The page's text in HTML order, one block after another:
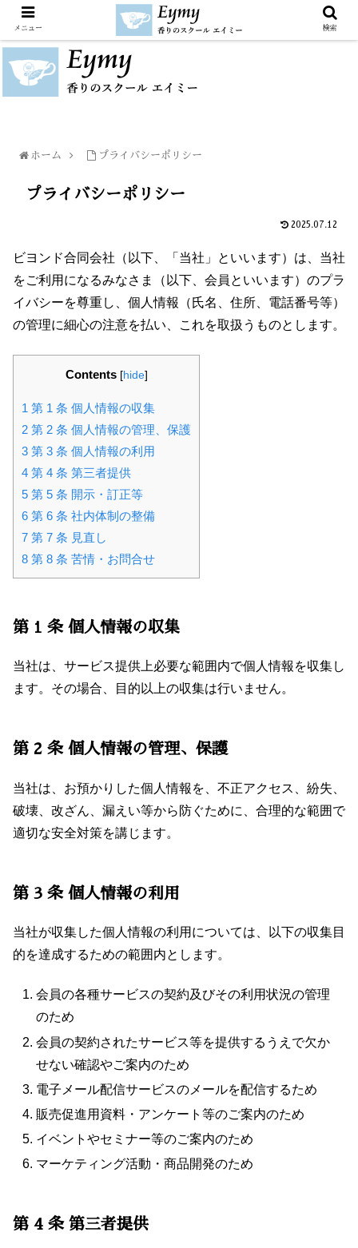
ホーム プライバシーポリシー
プライバシーポリシー
2025.07.12
ビヨンド合同会社（以下、「当社」といいます）は、当社
をご利用になるみなさま（以下、会員といいます）のプラ
イバシーを尊重し、個人情報（氏名、住所、電話番号等）
の管理に細心の注意を払い、これを取扱うものとします。
Contents [hide]
1 第 1 条 個人情報の収集
2 第 2 条 個人情報の管理、保護
3 第 3 条 個人情報の利用
4 第 4 条 第三者提供
5 第 5 条 開示・訂正等
6 第 6 条 社内体制の整備
7 第 7 条 見直し
8 第 8 条 苦情・お問合せ
第 1 条 個人情報の収集
当社は、サービス提供上必要な範囲内で個人情報を収集し
ます。その場合、目的以上の収集は行いません。
第 2 条 個人情報の管理、保護
当社は、お預かりした個人情報を、不正アクセス、紛失、
破壊、改ざん、漏えい等から防ぐために、合理的な範囲で
適切な安全対策を講じます。
第 3 条 個人情報の利用
当社が収集した個人情報の利用については、以下の収集目
的を達成するための範囲内とします。
会員の各種サービスの契約及びその利用状況の管理
のため
会員の契約されたサービス等を提供するうえで欠か
せない確認やご案内のため
電子メール配信サービスのメールを配信するため
販売促進用資料・アンケート等のご案内のため
イベントやセミナー等のご案内のため
マーケティング活動・商品開発のため
第 4 条 第三者提供
メニュー 検索